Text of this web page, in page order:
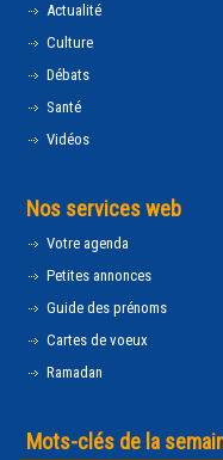
Actualité
Culture
Débats
Santé
Vidéos
Nos services web
Votre agenda
Petites annonces
Guide des prénoms
Cartes de voeux
Ramadan
Mots-clés de la